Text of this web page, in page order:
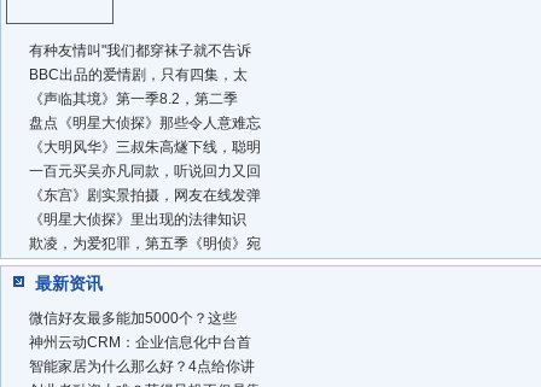
有种友情叫"我们都穿袜子就不告诉
BBC出品的爱情剧，只有四集，太
《声临其境》第一季8.2，第二季
盘点《明星大侦探》那些令人意难忘
《大明风华》三叔朱高燧下线，聪明
一百元买吴亦凡同款，听说回力又回
《东宫》剧实景拍摄，网友在线发弹
《明星大侦探》里出现的法律知识
欺凌，为爱犯罪，第五季《明侦》宛
最新资讯
微信好友最多能加5000个？这些
神州云动CRM：企业信息化中台首
智能家居为什么那么好？4点给你讲